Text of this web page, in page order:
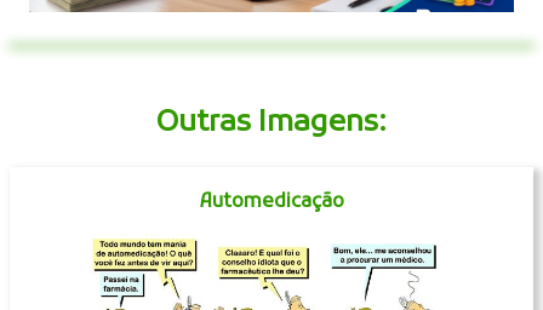
Outras Imagens:
Automedicação